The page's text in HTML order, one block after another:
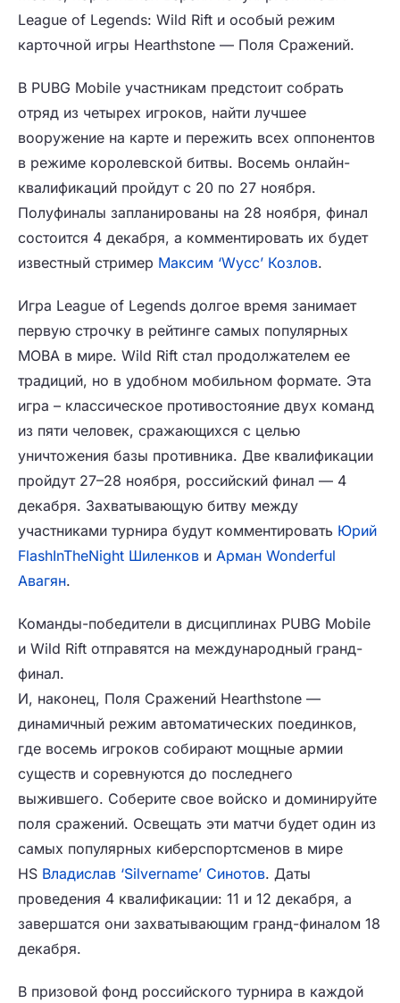
League of Legends: Wild Rift и особый режим
карточной игры Hearthstone — Поля Сражений.
В PUBG Mobile участникам предстоит собрать
отряд из четырех игроков, найти лучшее
вооружение на карте и пережить всех оппонентов
в режиме королевской битвы. Восемь онлайн-
квалификаций пройдут с 20 по 27 ноября.
Полуфиналы запланированы на 28 ноября, финал
состоится 4 декабря, а комментировать их будет
известный стример Максим ‘Wycc’ Козлов.
Игра League of Legends долгое время занимает
первую строчку в рейтинге самых популярных
MOBA в мире. Wild Rift стал продолжателем ее
традиций, но в удобном мобильном формате. Эта
игра – классическое противостояние двух команд
из пяти человек, сражающихся с целью
уничтожения базы противника. Две квалификации
пройдут 27–28 ноября, российский финал — 4
декабря. Захватывающую битву между
участниками турнира будут комментировать Юрий
FlashInTheNight Шиленков и Арман Wonderful
Авагян.
Команды-победители в дисциплинах PUBG Mobile
и Wild Rift отправятся на международный гранд-
финал.
И, наконец, Поля Сражений Hearthstone —
динамичный режим автоматических поединков,
где восемь игроков собирают мощные армии
существ и соревнуются до последнего
выжившего. Соберите свое войско и доминируйте
поля сражений. Освещать эти матчи будет один из
самых популярных киберспортсменов в мире
HS Владислав ‘Silvername’ Синотов. Даты
проведения 4 квалификации: 11 и 12 декабря, а
завершатся они захватывающим гранд-финалом 18
декабря.
В призовой фонд российского турнира в каждой